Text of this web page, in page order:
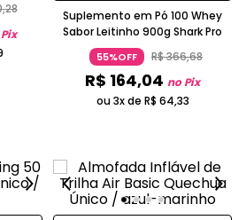
,28
Suplemento em Pó 100 Whey
Sabor Leitinho 900g Shark Pro
55%OFF R$366,68
R$ 164,04 no Pix
ou 3x de R$ 64,33